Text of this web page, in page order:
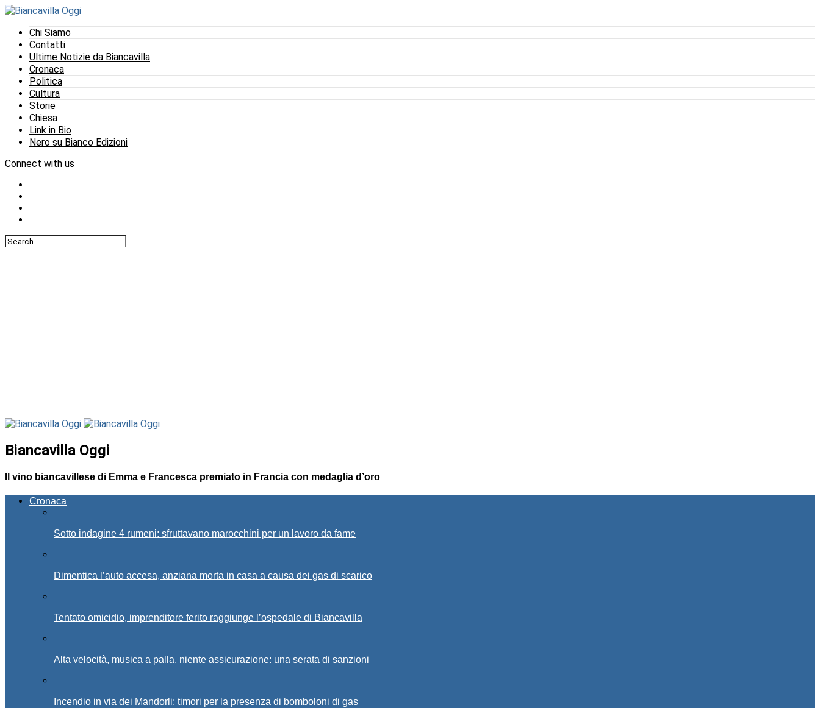
Chi Siamo
Contatti
Ultime Notizie da Biancavilla
Cronaca
Politica
Cultura
Storie
Chiesa
Link in Bio
Nero su Bianco Edizioni
Connect with us
Biancavilla Oggi
Il vino biancavillese di Emma e Francesca premiato in Francia con medaglia d’oro
Cronaca
Sotto indagine 4 rumeni: sfruttavano marocchini per un lavoro da fame
Dimentica l’auto accesa, anziana morta in casa a causa dei gas di scarico
Tentato omicidio, imprenditore ferito raggiunge l’ospedale di Biancavilla
Alta velocità, musica a palla, niente assicurazione: una serata di sanzioni
Incendio in via dei Mandorli: timori per la presenza di bomboloni di gas